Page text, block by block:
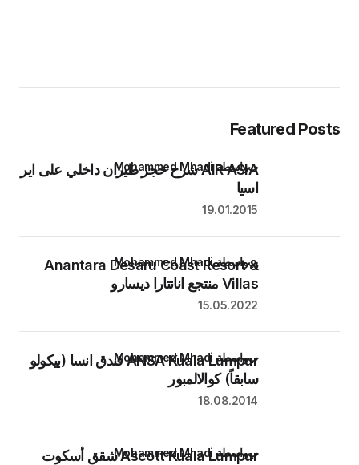
Featured Posts
AIR ASIA شرح حجز طيران داخلي على اير
اسيا
بواسطة Mohammed Mhadi
19.01.2015
Anantara Desaru Coast Resort &
Villas منتجع انانتارا ديسارو
بواسطة Mohammed Mhadi
15.05.2022
ANSA Kuala Lumpur فندق انسا (بيكولو
سابقاً) كوالالمبور
بواسطة Mohammed Mhadi
18.08.2014
Ascott Kuala Lumpur شقق أسكوت
بواسطة Mohammed Mhadi